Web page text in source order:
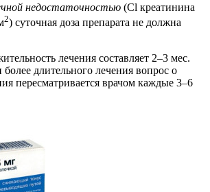
недостаточностью (Cl креатинина
2) суточная доза препарата не должна
лечения составляет 2–3 мес.
длительного лечения вопрос о
пересматривается врачом каждые 3–6